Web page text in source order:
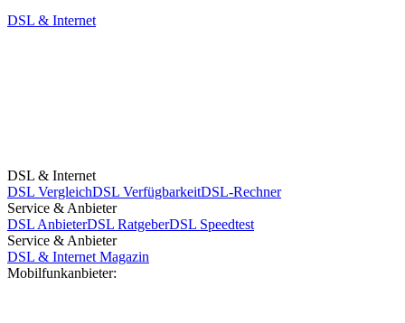
DSL & Internet
DSL & Internet
DSL VergleichDSL VerfügbarkeitDSL-Rechner
Service & Anbieter
DSL AnbieterDSL RatgeberDSL Speedtest
Service & Anbieter
DSL & Internet Magazin
Mobilfunkanbieter: